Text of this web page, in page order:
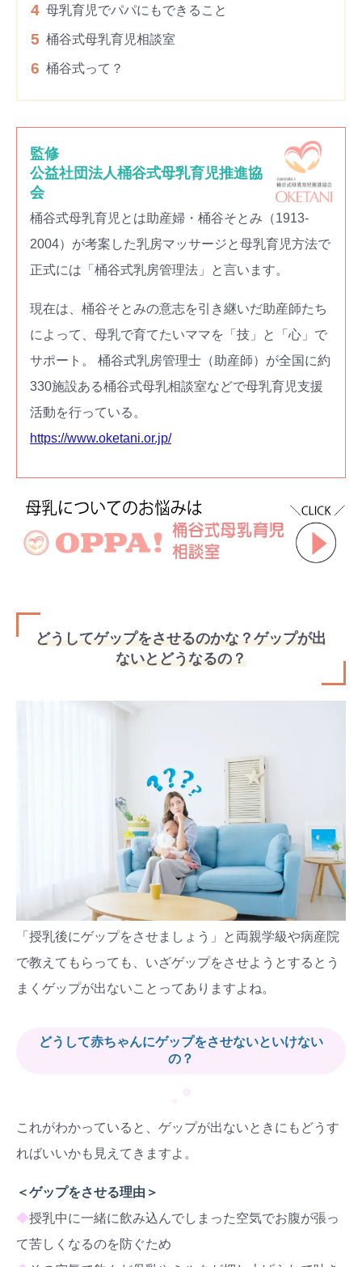
4 母乳育児でパパにもできること
5 桶谷式母乳育児相談室
6 桶谷式って？
監修
公益社団法人桶谷式母乳育児推進協
会
桶谷式母乳育児とは助産婦・桶谷そとみ（1913-
2004）が考案した乳房マッサージと母乳育児方法で
正式には「桶谷式乳房管理法」と言います。
現在は、桶谷そとみの意志を引き継いだ助産師たち
によって、母乳で育てたいママを「技」と「心」で
サポート。 桶谷式乳房管理士（助産師）が全国に約
330施設ある桶谷式母乳相談室などで母乳育児支援
活動を行っている。
https://www.oketani.or.jp/
どうしてゲップをさせるのかな？ゲップが出
ないとどうなるの？
「授乳後にゲップをさせましょう」と両親学級や病産院
で教えてもらっても、いざゲップをさせようとするとう
まくゲップが出ないことってありますよね。
どうして赤ちゃんにゲップをさせないといけない
の？
これがわかっていると、ゲップが出ないときにもどうす
ればいいかも見えてきますよ。
＜ゲップをさせる理由＞
◆授乳中に一緒に飲み込んでしまった空気でお腹が張っ
て苦しくなるのを防ぐため